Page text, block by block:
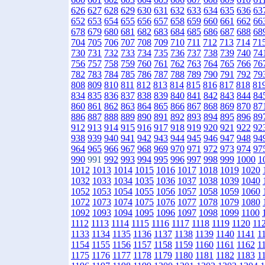
626 627 628 629 630 631 632 633 634 635 636
652 653 654 655 656 657 658 659 660 661 662
678 679 680 681 682 683 684 685 686 687 688
704 705 706 707 708 709 710 711 712 713 714
730 731 732 733 734 735 736 737 738 739 740
756 757 758 759 760 761 762 763 764 765 766
782 783 784 785 786 787 788 789 790 791 792
808 809 810 811 812 813 814 815 816 817 818
834 835 836 837 838 839 840 841 842 843 844
860 861 862 863 864 865 866 867 868 869 870
886 887 888 889 890 891 892 893 894 895 896
912 913 914 915 916 917 918 919 920 921 922
938 939 940 941 942 943 944 945 946 947 948
964 965 966 967 968 969 970 971 972 973 974
990 991 992 993 994 995 996 997 998 999 1000
1012 1013 1014 1015 1016 1017 1018 1019 1020
1032 1033 1034 1035 1036 1037 1038 1039 1040
1052 1053 1054 1055 1056 1057 1058 1059 1060
1072 1073 1074 1075 1076 1077 1078 1079 1080
1092 1093 1094 1095 1096 1097 1098 1099 1100
1112 1113 1114 1115 1116 1117 1118 1119 1120
1133 1134 1135 1136 1137 1138 1139 1140 1141
1154 1155 1156 1157 1158 1159 1160 1161 1162
1175 1176 1177 1178 1179 1180 1181 1182 1183